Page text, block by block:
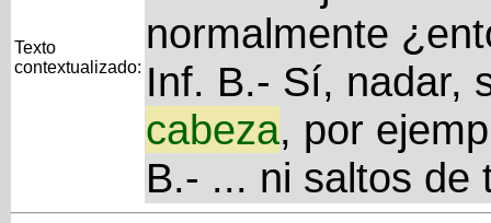
Texto
contextualizado:
normalmente
Inf. B.- Sí, nadar,
cabeza, por
B.- ... ni saltos de